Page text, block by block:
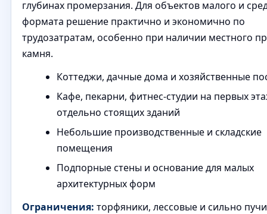
глубинах промерзания. Для объектов малого и
формата решение практично и экономично по
трудозатратам, особенно при наличии местного
камня.
Коттеджи, дачные дома и хозяйственные
Кафе, пекарни, фитнес-студии на первых
отдельно стоящих зданий
Небольшие производственные и складские
помещения
Подпорные стены и основание для малых
архитектурных форм
Ограничения: торфяники, лессовые и сильно